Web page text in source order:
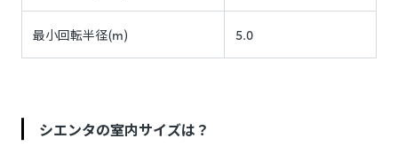
最小回転半径(m) 5.0
シエンタの室内サイズは？